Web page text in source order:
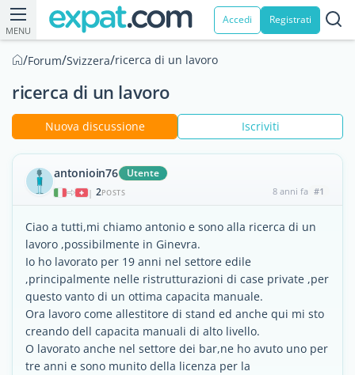
MENU
Accedi Registrati
/Forum/Svizzera/ricerca di un lavoro
ricerca di un lavoro
Nuova discussione Iscriviti
antonioin76 Utente
| 2POSTS 8 anni fa #1
Ciao a tutti,mi chiamo antonio e sono alla ricerca di un
lavoro ,possibilmente in Ginevra.
Io ho lavorato per 19 anni nel settore edile
,principalmente nelle ristrutturazioni di case private ,per
questo vanto di un ottima capacita manuale.
Ora lavoro come allestitore di stand ed anche qui mi sto
creando dell capacita manuali di alto livello.
O lavorato anche nel settore dei bar,ne ho avuto uno per
tre anni e sono munito della licenza per la